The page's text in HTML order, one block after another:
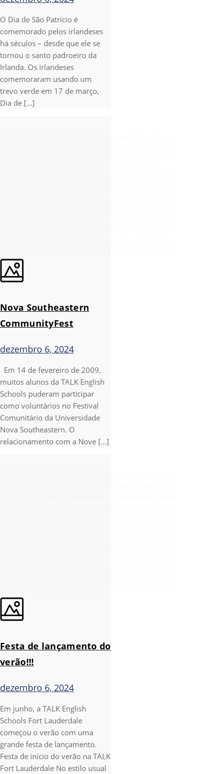
O Dia de São Patrício é
comemorado pelos irlandeses
há séculos – desde que ele se
tornou o santo padroeiro da
Irlanda. Os irlandeses
comemoraram usando um
trevo verde em 17 de março,
Dia de [...]
Nova Southeastern
CommunityFest
dezembro 6, 2024
Em 14 de fevereiro de 2009,
muitos alunos da TALK English
Schools puderam participar
como voluntários no Festival
Comunitário da Universidade
Nova Southeastern. O
relacionamento com a Nove [...]
Festa de lançamento do
verão!!!
dezembro 6, 2024
Em junho, a TALK English
Schools Fort Lauderdale
começou o verão com uma
grande festa de lançamento.
Festa de início do verão na TALK
Fort Lauderdale No estilo usual